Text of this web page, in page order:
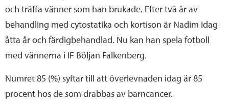
och träffa vänner som han brukade. Efter två år av
behandling med cytostatika och kortison är Nadim idag
åtta år och färdigbehandlad. Nu kan han spela fotboll
med vännerna i IF Böljan Falkenberg.
Numret 85 (%) syftar till att överlevnaden idag är 85
procent hos de som drabbas av barncancer.